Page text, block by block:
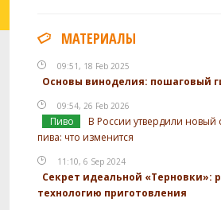
МАТЕРИАЛЫ
09:51, 18 Feb 2025
Основы виноделия: пошаговый
09:54, 26 Feb 2026
Пиво
В России утвердили новый
пива: что изменится
11:10, 6 Sep 2024
Секрет идеальной «Терновки»:
технологию приготовления